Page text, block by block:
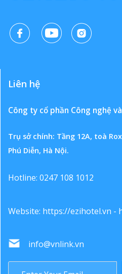
Liên hệ
Công ty cổ phần Công nghệ
Trụ sở chính: Tầng 12A, toà
Phú Diễn, Hà Nội.
Hotline: 0247 108 1012
Website: https://ezihotel.vn -
info@vnlink.vn